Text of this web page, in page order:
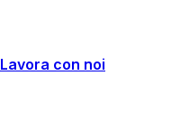
Lavora con noi